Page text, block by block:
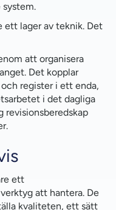
ett lager av teknik. Det
att organisera
Det kopplar
register i ett enda,
i det dagliga
ett
att hantera. De
kvaliteten, ett sätt